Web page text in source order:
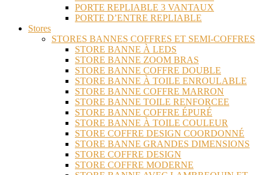
PORTE REPLIABLE 3 VANTAUX
PORTE D’ENTRE REPLIABLE
Stores
STORES BANNES COFFRES ET SEMI-COFFRES
STORE BANNE À LEDS
STORE BANNE ZOOM BRAS
STORE BANNE COFFRE DOUBLE
STORE BANNE À TOILE ENROULABLE
STORE BANNE COFFRE MARRON
STORE BANNE TOILE RENFORCEE
STORE BANNE COFFRE ÉPURÉ
STORE BANNE À TOILE COULEUR
STORE COFFRE DESIGN COORDONNÉ
STORE BANNE GRANDES DIMENSIONS
STORE COFFRE DESIGN
STORE COFFRE MODERNE